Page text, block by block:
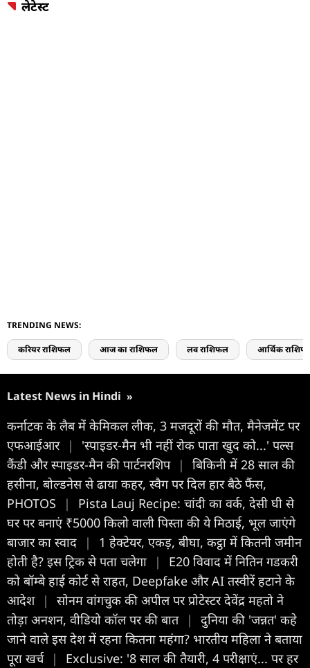
लेटेस्ट
TRENDING NEWS:
करियर राशिफल आज का राशिफल लव राशिफल आर्थिक
Latest News in Hindi »
कर्नाटक के लैब में केमिकल लीक, 3 मजदूरों की मौत, मैनेजमेंट पर
एफआईआर |
'स्पाइडर-मैन भी नहीं रोक पाता खुद को...' पल्स
कैंडी और स्पाइडर-मैन की पार्टनरशिप |
बिकिनी में 28 साल की
हसीना, बोल्डनेस से ढाया कहर, स्वैग पर दिल हार बैठे फैंस,
PHOTOS
|
Pista Lauj Recipe: चांदी का वर्क, देसी घी से
घर पर बनाएं ₹5000 किलो वाली पिस्ता की ये मिठाई, भूल जाएंगे
बाजार का स्वाद
|
1 हेक्टेयर, एकड़, बीघा, कट्ठा में कितनी जमीन
होती है? इस ट्रिक से पता चलेगा
|
E20 विवाद में नितिन गडकरी
को बॉम्बे हाई कोर्ट से राहत, Deepfake और AI तस्वीरें हटाने के
आदेश |
सोनम वांगचुक की अपील पर प्रोटेस्टर देवेंद्र महतो ने
तोड़ा अनशन, वीडियो कॉल पर की बात |
दुनिया की 'जन्नत' कहे
जाने वाले इस देश में रहना कितना महंगा? भारतीय महिला ने बताया
पूरा खर्च |
Exclusive: '8 साल की तैयारी, 4 परीक्षाएं... पर हर